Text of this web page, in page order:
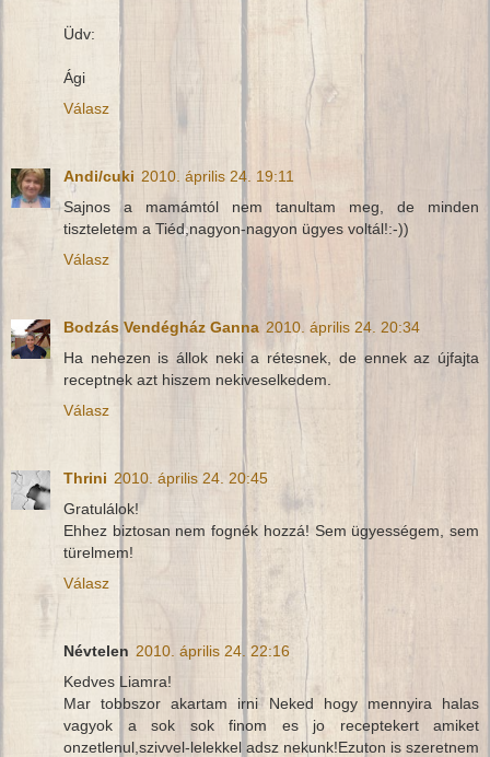
Üdv:
Ági
Válasz
Andi/cuki 2010. április 24. 19:11
Sajnos a mamámtól nem tanultam meg, de minden
tiszteletem a Tiéd,nagyon-nagyon ügyes voltál!:-))
Válasz
Bodzás Vendégház Ganna 2010. április 24. 20:34
Ha nehezen is állok neki a rétesnek, de ennek az újfajta
receptnek azt hiszem nekiveselkedem.
Válasz
Thrini 2010. április 24. 20:45
Gratulálok!
Ehhez biztosan nem fognék hozzá! Sem ügyességem, sem
türelmem!
Válasz
Névtelen 2010. április 24. 22:16
Kedves Liamra!
Mar tobbszor akartam irni Neked hogy mennyira halas
vagyok a sok sok finom es jo receptekert amiket
onzetlenul,szivvel-lelekkel adsz nekunk!Ezuton is szeretnem